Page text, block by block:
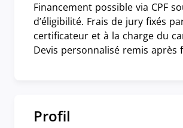
Financement possible via CPF
d’éligibilité. Frais de jury fixés
certificateur et à la charge du
Devis personnalisé remis après
Profil